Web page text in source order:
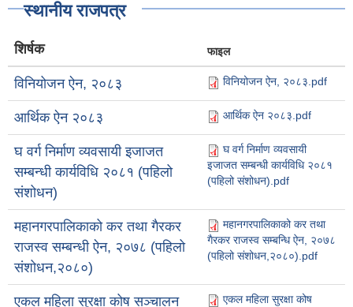
स्थानीय राजपत्र
शिर्षक फाइल
विनियोजन ऐन, २०८३ विनियोजन ऐन, २०८३.pdf
आर्थिक ऐन २०८३ आर्थिक ऐन २०८३.pdf
घ वर्ग निर्माण व्यवसायी इजाजत
सम्बन्धी कार्यविधि २०८१ (पहिलो
संशोधन)
घ वर्ग निर्माण व्यवसायी
इजाजत सम्बन्धी कार्यविधि २०८१
(पहिलो संशोधन).pdf
महानगरपालिकाको कर तथा गैरकर
राजस्व सम्बन्धी ऐन, २०७८ (पहिलो
संशोधन,२०८०)
महानगरपालिकाको कर तथा
गैरकर राजस्व सम्बन्धि ऐन, २०७८
(पहिलो संशोधन,२०८०).pdf
एकल महिला सुरक्षा कोष सञ्चालन
एकल महिला सुरक्षा कोष